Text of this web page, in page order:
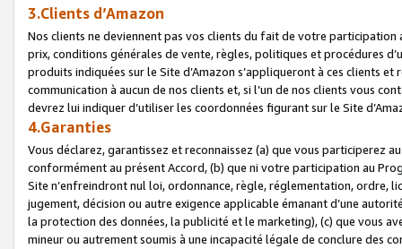
3.Clients d’Amazon
Nos clients ne deviennent pas vos clients du fait de votre
prix, conditions générales de vente, règles, politiques et procédures
produits indiquées sur le Site d’Amazon s’appliqueront à ces clients
communication à aucun de nos clients et, si l’un de nos clients vous
devrez lui indiquer d’utiliser les coordonnées figurant sur le Site
4.Garanties
Vous déclarez, garantissez et reconnaissez (a) que vous participerez
conformément au présent Accord, (b) que ni votre participation au
Site n’enfreindront nul loi, ordonnance, règle, réglementation, ordre,
jugement, décision ou autre exigence applicable émanant d’une
la protection des données, la publicité et le marketing), (c) que vous
mineur ou autrement soumis à une incapacité légale de conclure des